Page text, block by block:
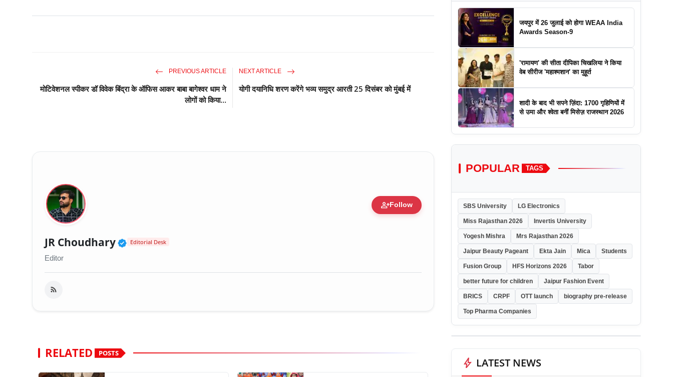
PREVIOUS ARTICLE
मोटिवेशनल स्पीकर डॉ विवेक बिंद्रा के ऑफिस आकर बाबा बागेश्वर धाम ने
लोगों को किया...
NEXT ARTICLE
योगी दयानिधि शरण करेंगे भव्य समुद्र आरती 25 दिसंबर को मुंबई में
person_addFollow
JR Choudhary Verified Public Figure • 30 Mar, 2026
Editorial Desk
Editor
RELATED POSTS
जयपुर में 26 जुलाई को होगा WEAA India
Awards Season-9
'रामायण' की सीता दीपिका चिखलिया ने किया
वेब सीरीज 'महाश्मशान' का मुहूर्त
शादी के बाद भी सपने ज़िंदा: 1700 गृहिणियों में
से उमा और श्वेता बनीं मिसेज़ राजस्थान 2026
POPULAR TAGS
SBS University LG Electronics
Miss Rajasthan 2026 Invertis University
Yogesh Mishra Mrs Rajasthan 2026
Jaipur Beauty Pageant Ekta Jain Mica Students
Fusion Group HFS Horizons 2026 Tabor
better future for children Jaipur Fashion Event
BRICS CRPF OTT launch biography pre-release
Top Pharma Companies
bolt LATEST NEWS